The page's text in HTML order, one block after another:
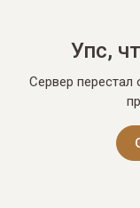
Упс,
Сервер перестал